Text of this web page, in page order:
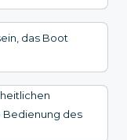
das Boot
Bedienung des